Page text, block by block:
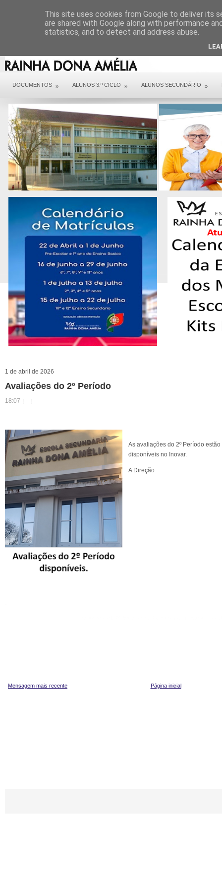
DOCUMENTOS » ALUNOS 3.º CICLO » ALUNOS SECUNDÁRIO »
1 de abril de 2026
Avaliações do 2º Período
18:07
As avaliações do 2º Período
disponíveis no Inovar.
A Direção
Mensagem mais recente Página inicial
This site uses cookies from Google to deliver its
are shared with Google along with performance
statistics, and to detect and address abuse.